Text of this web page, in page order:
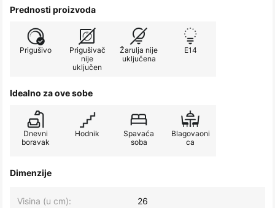
Prednosti proizvoda
Prigušivo
Prigušivač
nije
uključen
Žarulja nije
uključena
E14
Idealno za ove sobe
Dnevni
boravak
Hodnik
Spavaća
soba
Blagovaoni
ca
Dimenzije
Visina (u cm):
26